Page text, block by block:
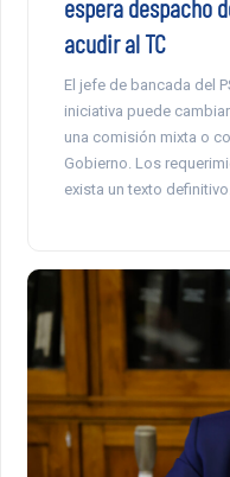
espera despacho
acudir al TC
El jefe de bancada del
iniciativa puede
una comisión mixta o
Gobierno. Los
exista un texto definitivo.